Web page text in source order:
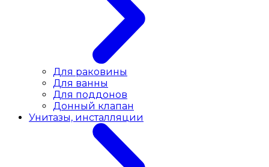
Для раковины
Для ванны
Для поддонов
Донный клапан
Унитазы, инсталляции